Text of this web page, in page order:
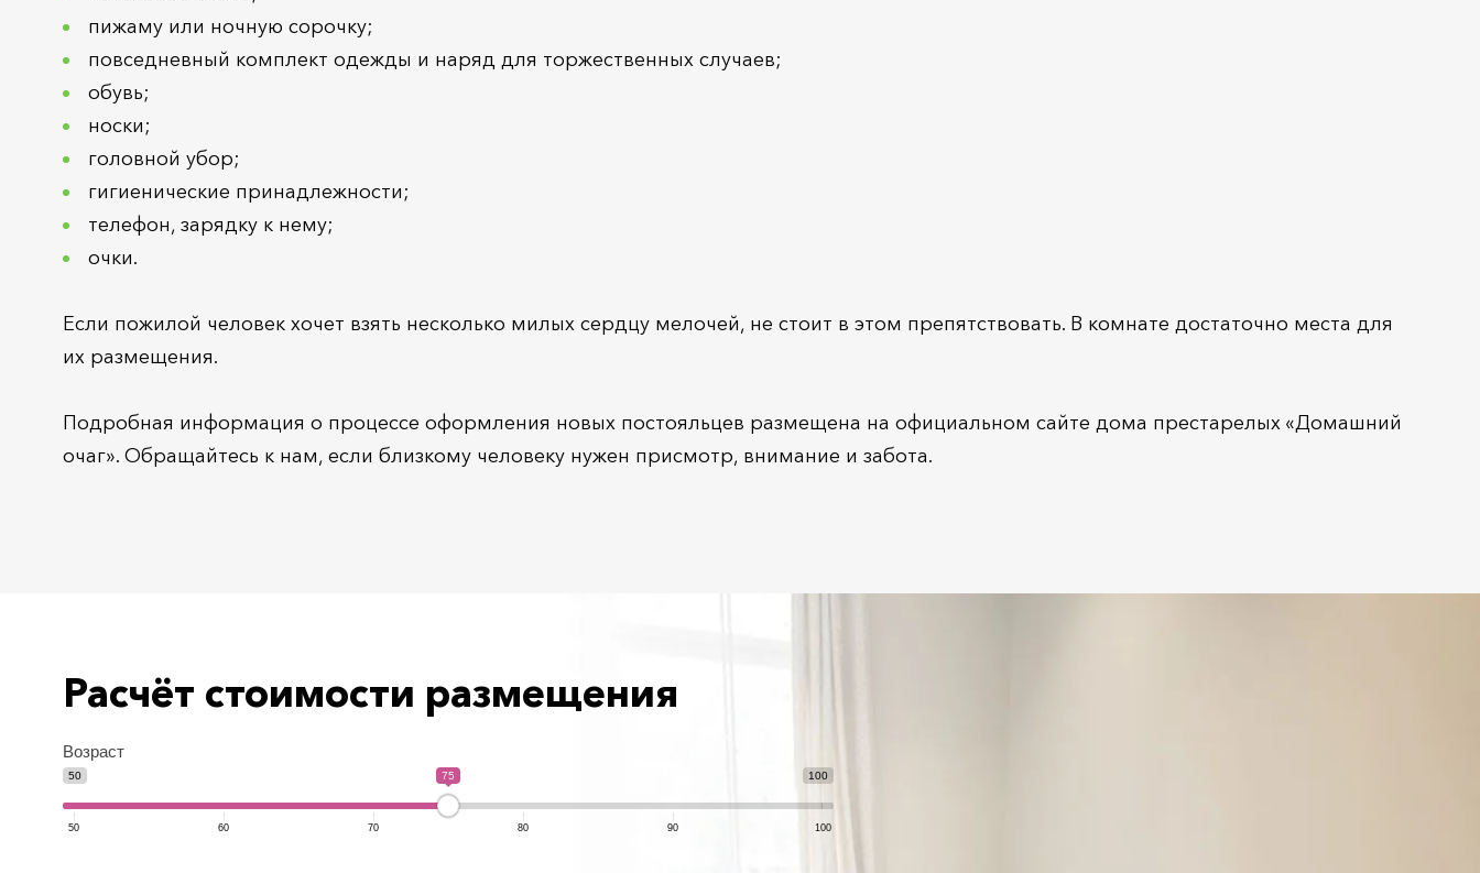
пижаму или ночную сорочку;
повседневный комплект одежды и наряд для торжественных случаев;
обувь;
носки;
головной убор;
гигиенические принадлежности;
телефон, зарядку к нему;
очки.
Если пожилой человек хочет взять несколько милых сердцу мелочей, не стоит в этом препятствовать. В комнате достаточно места для
их размещения.
Подробная информация о процессе оформления новых постояльцев размещена на официальном сайте дома престарелых «Домашний
очаг». Обращайтесь к нам, если близкому человеку нужен присмотр, внимание и забота.
Расчёт стоимости размещения